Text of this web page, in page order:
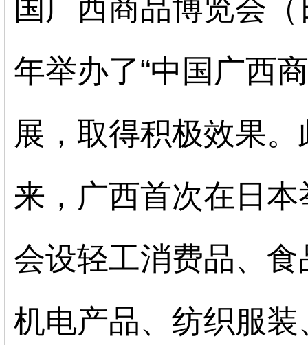
国广西商品博览会
年举办了“中国广西
展，取得积极效果
来，广西首次在日
会设轻工消费品、
机电产品、纺织服